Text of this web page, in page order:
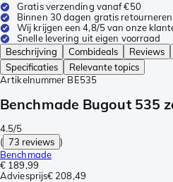
Gratis verzending vanaf €50
Binnen 30 dagen gratis retourneren
Wij krijgen een 4,8/5 van onze
Snelle levering uit eigen voorraad
Beschrijving
Combideals Reviews
Specificaties
Relevante topics
Artikelnummer BE535
Benchmade Bugout 535
4.5/5
( 73 reviews )
Benchmade
€ 189,99
Adviesprijs€ 208,49